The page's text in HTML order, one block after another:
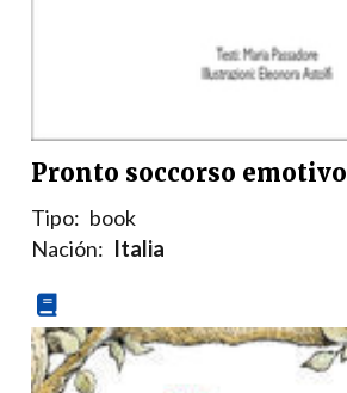
Pronto soccorso emotivo
Tipo: book
Nación: Italia